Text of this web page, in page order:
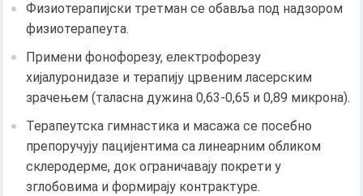
Физиотерапијски третман се обавља под надзором
физиотерапеута.
Примени фонофорезу, електрофорезу
хијалуронидазе и терапију црвеним ласерским
зрачењем (таласна дужина 0,63-0,65 и 0,89 микрона).
Терапеутска гимнастика и масажа се посебно
препоручују пацијентима са линеарним обликом
склеродерме, док ограничавају покрети у
зглобовима и формирају контрактуре.